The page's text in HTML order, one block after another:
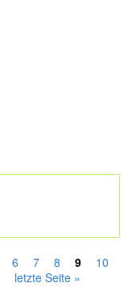
6 7 8 9
10
letzte Seite »